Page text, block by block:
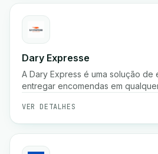
Dary Expresse
A Dary Express é uma solução de
entregar encomendas em
facilmente a sua loja e
adicionais.
VER DETALHES